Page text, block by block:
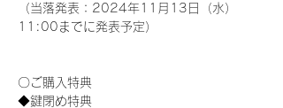
（当落発表：2024年11月13日（水）
11:00までに発表予定）
〇ご購入特典
◆鍵閉め特典